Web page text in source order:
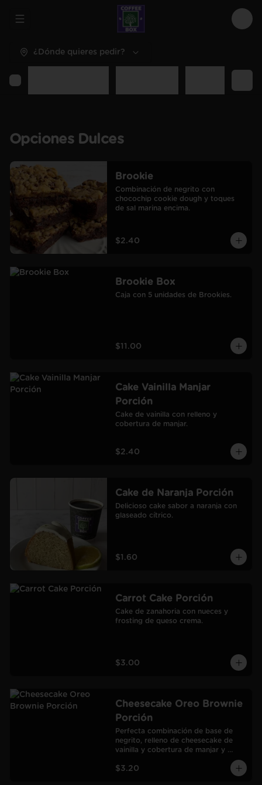
Abrir menu de navegación
¿Dónde quieres pedir?
Opciones Dulces
Brookie
Combinación de negrito con
chocochip cookie dough y toques
de sal marina encima.
$2.40
Brookie Box
Caja con 5 unidades de Brookies.
$11.00
Cake Vainilla Manjar
Porción
Cake de vainilla con relleno y
cobertura de manjar.
$2.40
Cake de Naranja Porción
Delicioso cake sabor a naranja con
glaseado cítrico.
$1.60
Carrot Cake Porción
Cake de zanahoria con nueces y
frosting de queso crema.
$3.00
Cheesecake Oreo Brownie
Porción
Perfecta combinación de base de
negrito, relleno de cheesecake de
vainilla y cobertura de manjar y
$3.20